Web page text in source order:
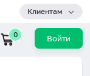
Клиентам
0 Войти